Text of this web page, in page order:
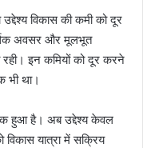
विकास की कमी को दूर
अवसर और मूलभूत
इन कमियों को दूर करने
भी था।
हुआ है। अब उद्देश्य केवल
विकास यात्रा में सक्रिय